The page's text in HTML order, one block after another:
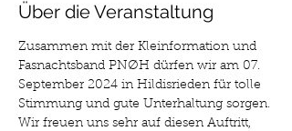
Über die Veranstaltung
Zusammen mit der Kleinformation und
Fasnachtsband PNØH dürfen wir am 07.
September 2024 in Hildisrieden für tolle
Stimmung und gute Unterhaltung sorgen.
Wir freuen uns sehr auf diesen Auftritt,